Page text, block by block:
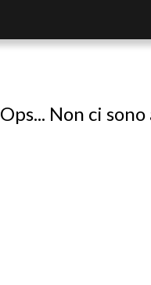
Ops... Non ci